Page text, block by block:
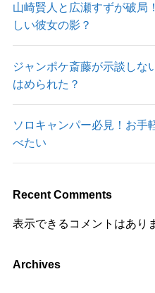
山崎賢人と広瀬すずが破局
しい彼女の影？
ジャンポケ斎藤が示談しな
はめられた？
ソロキャンパー必見！お手
べたい
Recent Comments
表示できるコメントはあり
Archives